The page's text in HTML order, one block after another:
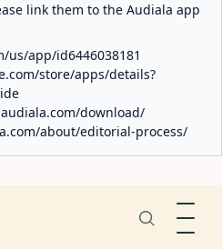
link them to the Audiala app
us/app/id6446038181
store/apps/details?
audiala.com/download/
about/editorial-process/